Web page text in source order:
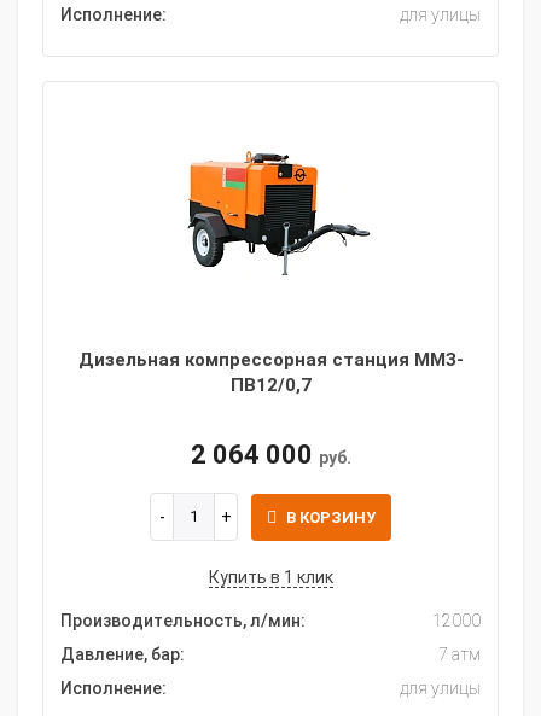
Исполнение:
для улицы
Дизельная компрессорная станция ММЗ-
ПВ12/0,7
2 064 000 руб.
В КОРЗИНУ
Купить в 1 клик
Производительность, л/мин:
12000
Давление, бар:
7 атм
Исполнение:
для улицы